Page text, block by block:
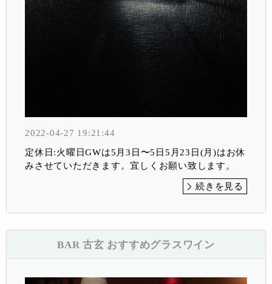
2022-04-27 19:21:44
定休日:火曜日GWは5月3日〜5日5月23日(月)はお休
みさせていただきます。宜しくお願い致します。
続きを見る
BAR 古玄 おすすめグラスワイン